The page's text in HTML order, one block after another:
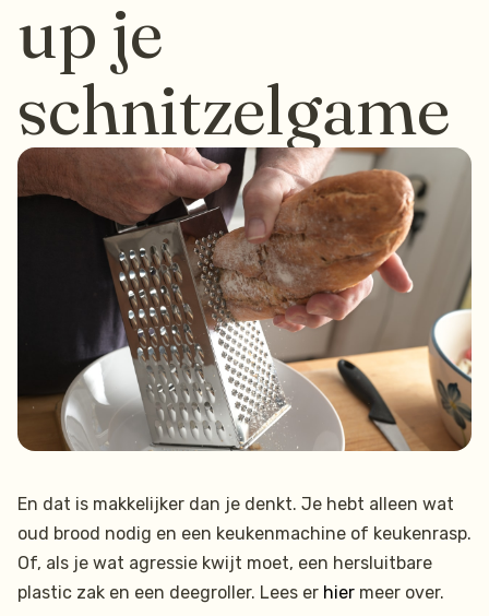
up je
schnitzelgame
En dat is makkelijker dan je denkt. Je hebt alleen wat
oud brood nodig en een keukenmachine of keukenrasp.
Of, als je wat agressie kwijt moet, een hersluitbare
plastic zak en een deegroller. Lees er hier meer over.